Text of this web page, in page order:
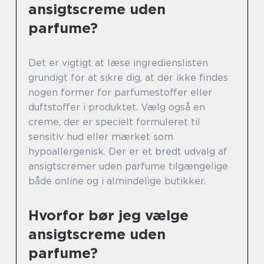
ansigtscreme uden
parfume?
Det er vigtigt at læse ingredienslisten
grundigt for at sikre dig, at der ikke findes
nogen former for parfumestoffer eller
duftstoffer i produktet. Vælg også en
creme, der er specielt formuleret til
sensitiv hud eller mærket som
hypoallergenisk. Der er et bredt udvalg af
ansigtscremer uden parfume tilgængelige
både online og i almindelige butikker.
Hvorfor bør jeg vælge
ansigtscreme uden
parfume?